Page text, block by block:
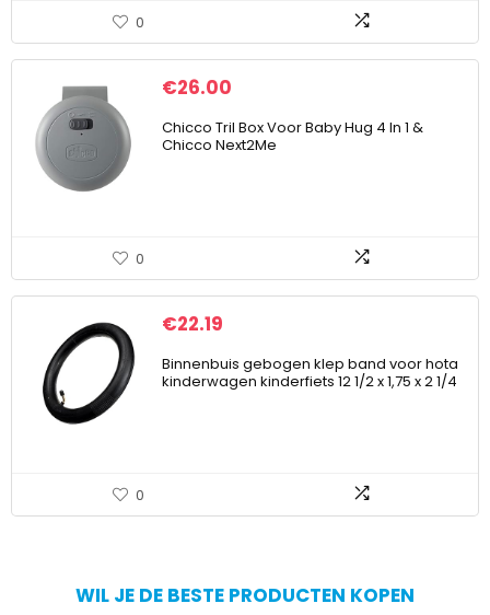
0
€26.00
Chicco Tril Box Voor Baby Hug 4 In 1 &
Chicco Next2Me
0
€22.19
Binnenbuis gebogen klep band voor hota
kinderwagen kinderfiets 12 1/2 x 1,75 x 2 1/4
0
WIL JE DE BESTE PRODUCTEN KOPEN